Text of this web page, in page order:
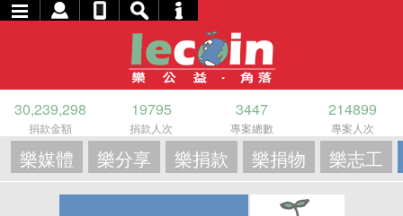
30,239,298
捐款金額
19795
捐款人次
3447
專案總數
214899
專案人次
樂媒體 樂分享 樂捐款 樂捐物 樂志工